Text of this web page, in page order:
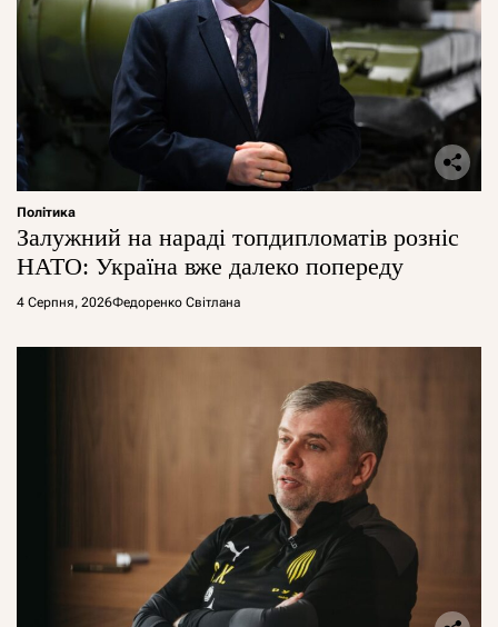
Політика
Залужний на нараді топдипломатів розніс
НАТО: Україна вже далеко попереду
4 Серпня, 2026Федоренко Світлана